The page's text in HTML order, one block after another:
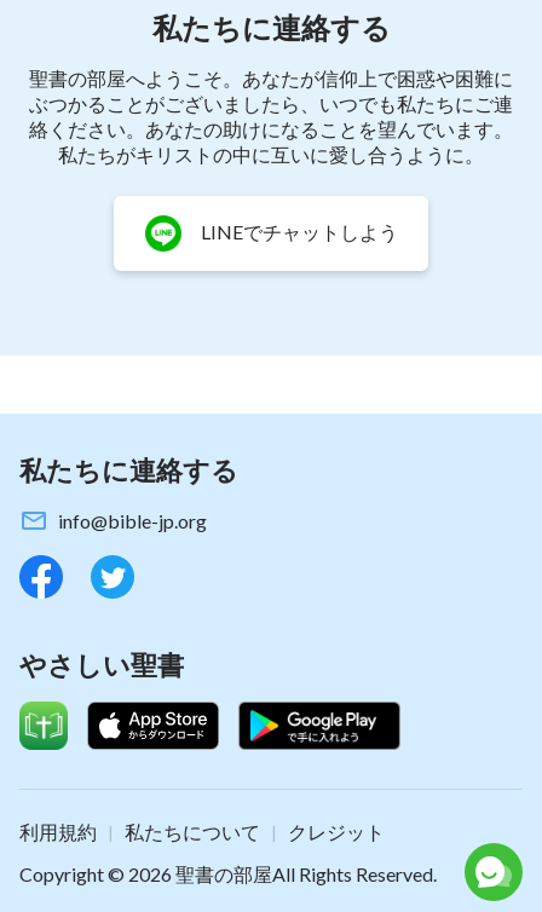
ている。誰がこれを喜ばないのか。誰が歓喜のあま
り踊らないのか。シオンよ。勝利の旗を掲げて神を
祝え。勝利の歌を歌いあげ、神の聖なる名を広め
よ。
地の果てまでも存在するすべての被造物よ。直ちに
自らを清めて神への捧げ物となれ。大空の星よ。直
の鳥が声を揃えて歌い、すべてのものが喜びに打ち
震える。神の国の礼砲が鳴り響くと、サタンの国は
二度と立ち上がることはない。
地に降り立つ神は焼き尽くす火をもたらし、怒りを
もたらし、ありとあらゆる災難をもたらす。地上の
国々はいまや神の国である。空の雲は激しく動いて
渦を巻き、地の湖と川はうねりをあげ、感動的な旋
律を喜んで奏でる。休んでいた動物はねぐらから現
われ、万民は神により眠りから呼び覚まされる。万
私たちに連絡する
聖書の部屋へようこそ。あなたが信仰上で困惑や困難に
ぶつかることがございましたら、いつでも私たちにご連
絡ください。あなたの助けになることを望んでいます。
私たちがキリストの中に互いに愛し合うように。
LINEでチャットしよう
私たちに連絡する
info@bible-jp.org
やさしい聖書
利用規約 | 私たちについて |
クレジット
Copyright © 2026聖書の部屋All Rights Reserved.